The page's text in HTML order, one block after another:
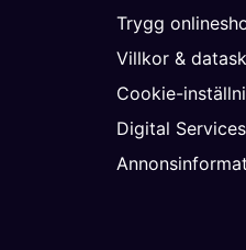
Trygg
Villkor &
Cookie-
Digital